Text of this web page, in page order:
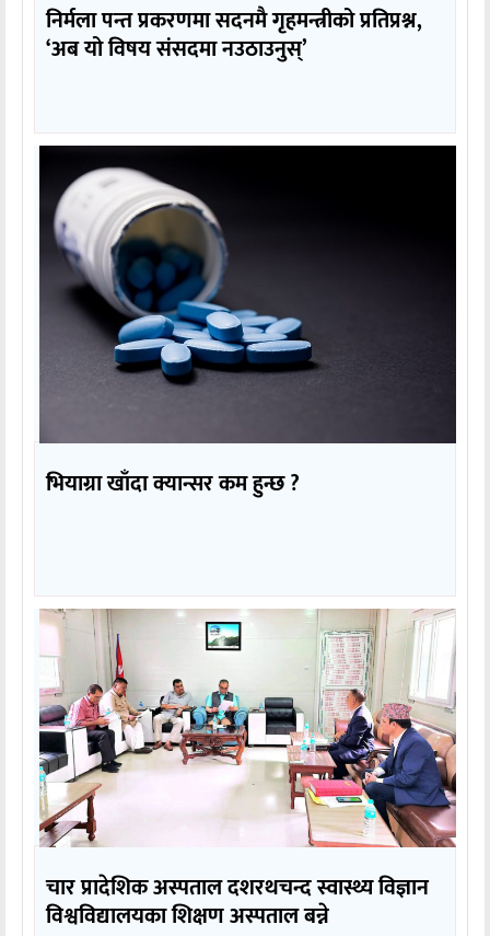
निर्मला पन्त प्रकरणमा सदनमै गृहमन्त्रीको प्रतिप्रश्न,
‘अब यो विषय संसदमा नउठाउनुस्’
भियाग्रा खाँदा क्यान्सर कम हुन्छ ?
चार प्रादेशिक अस्पताल दशरथचन्द स्वास्थ्य विज्ञान
विश्वविद्यालयका शिक्षण अस्पताल बन्ने